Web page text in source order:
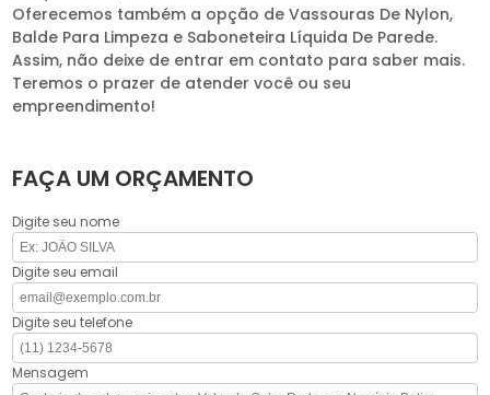
Oferecemos também a opção de Vassouras De Nylon,
Balde Para Limpeza e Saboneteira Líquida De Parede.
Assim, não deixe de entrar em contato para saber mais.
Teremos o prazer de atender você ou seu
empreendimento!
FAÇA UM ORÇAMENTO
Digite seu nome
Digite seu email
Digite seu telefone
Mensagem